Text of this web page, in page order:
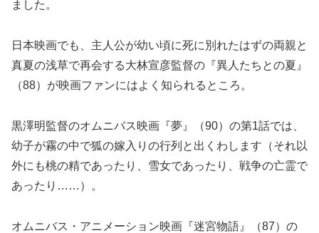
ました。
日本映画でも、主人公が幼い頃に死に別れたはずの両親と
真夏の浅草で再会する大林宣彦監督の『異人たちとの夏』
（88）が映画ファンにはよく知られるところ。
黒澤明監督のオムニバス映画『夢』（90）の第1話では、
幼子が霧の中で狐の嫁入りの行列と出くわします（それ以
外にも桃の精であったり、雪女であったり、戦争の亡霊で
あったり……）。
オムニバス・アニメーション映画『迷宮物語』（87）の